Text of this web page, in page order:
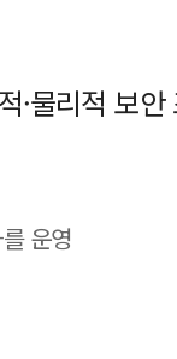
·물리적 보
운영